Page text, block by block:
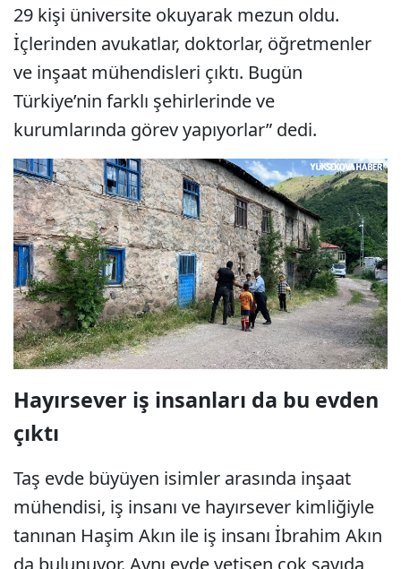
29 kişi üniversite okuyarak mezun oldu.
İçlerinden avukatlar, doktorlar, öğretmenler
ve inşaat mühendisleri çıktı. Bugün
Türkiye’nin farklı şehirlerinde ve
kurumlarında görev yapıyorlar” dedi.
Hayırsever iş insanları da bu evden
çıktı
Taş evde büyüyen isimler arasında inşaat
mühendisi, iş insanı ve hayırsever kimliğiyle
tanınan Haşim Akın ile iş insanı İbrahim Akın